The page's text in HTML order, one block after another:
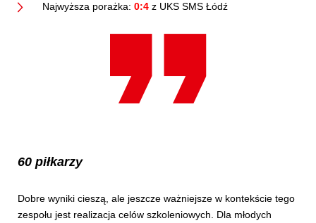
Najwyższa porażka: 0:4 z UKS SMS Łódź
60 piłkarzy
Dobre wyniki cieszą, ale jeszcze ważniejsze w kontekście tego
zespołu jest realizacja celów szkoleniowych. Dla młodych